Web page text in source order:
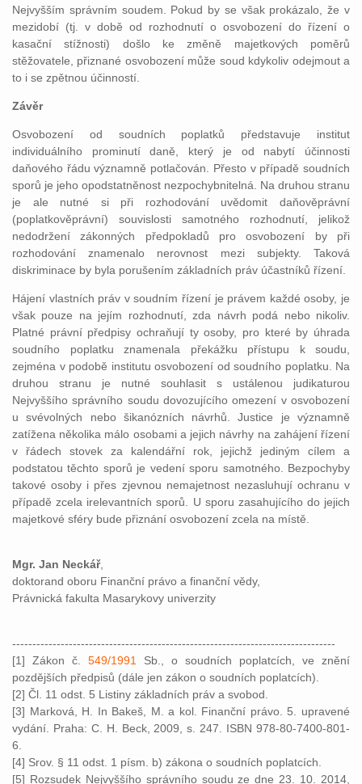
Nejvyšším správním soudem. Pokud by se však prokázalo, že v
mezidobí (tj. v době od rozhodnutí o osvobození do řízení o
kasační stížnosti) došlo ke změně majetkových poměrů
stěžovatele, přiznané osvobození může soud kdykoliv odejmout a
to i se zpětnou účinností.
Závěr
Osvobození od soudních poplatků představuje institut
individuálního prominutí daně, který je od nabytí účinnosti
daňového řádu významně potlačován. Přesto v případě soudních
sporů je jeho opodstatněnost nezpochybnitelná. Na druhou stranu
je ale nutné si při rozhodování uvědomit daňověprávní
(poplatkověprávní) souvislosti samotného rozhodnutí, jelikož
nedodržení zákonných předpokladů pro osvobození by při
rozhodování znamenalo nerovnost mezi subjekty. Taková
diskriminace by byla porušením základních práv účastníků řízení.
Hájení vlastních práv v soudním řízení je právem každé osoby, je
však pouze na jejím rozhodnutí, zda návrh podá nebo nikoliv.
Platné právní předpisy ochraňují ty osoby, pro které by úhrada
soudního poplatku znamenala překážku přístupu k soudu,
zejména v podobě institutu osvobození od soudního poplatku. Na
druhou stranu je nutné souhlasit s ustálenou judikaturou
Nejvyššího správního soudu dovozujícího omezení v osvobození
u svévolných nebo šikanózních návrhů. Justice je významně
zatížena několika málo osobami a jejich návrhy na zahájení řízení
v řádech stovek za kalendářní rok, jejichž jediným cílem a
podstatou těchto sporů je vedení sporu samotného. Bezpochyby
takové osoby i přes zjevnou nemajetnost nezasluhují ochranu v
případě zcela irelevantních sporů. U sporu zasahujícího do jejich
majetkové sféry bude přiznání osvobození zcela na místě.
Mgr. Jan Neckář,
doktorand oboru Finanční právo a finanční vědy,
Právnická fakulta Masarykovy univerzity
--------------------------------------------------------------------------------
[1] Zákon č. 549/1991
Sb., o soudních poplatcích, ve znění
pozdějších předpisů (dále jen zákon o soudních poplatcích).
[2] Čl. 11 odst. 5 Listiny základních práv a svobod.
[3] Marková, H. In Bakeš, M. a kol. Finanční právo. 5. upravené
vydání. Praha: C. H. Beck, 2009, s. 247. ISBN 978-80-7400-801-
6.
[4] Srov. § 11 odst. 1 písm. b) zákona o soudních poplatcích.
[5] Rozsudek Nejvyššího správního soudu ze dne 23. 10. 2014,